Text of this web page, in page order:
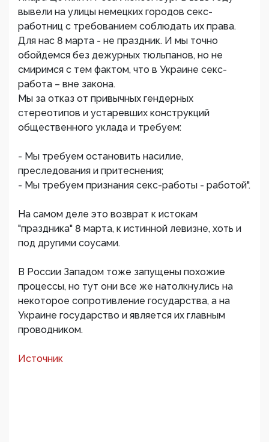
вывели на улицы немецких городов секс-
работниц с требованием соблюдать их права.
Для нас 8 марта - не праздник. И мы точно
обойдемся без дежурных тюльпанов, но не
смиримся с тем фактом, что в Украине секс-
работа – вне закона.
Мы за отказ от привычных гендерных
стереотипов и устаревших конструкций
общественного уклада и требуем:
- Мы требуем остановить насилие,
преследования и притеснения;
- Мы требуем признания секс-работы - работой".
На самом деле это возврат к истокам
"праздника" 8 марта, к истинной левизне, хоть и
под другими соусами.
В России Западом тоже запущены похожие
процессы, но тут они все же натолкнулись на
некоторое сопротивление государства, а на
Украине государство и является их главным
проводником.
Источник